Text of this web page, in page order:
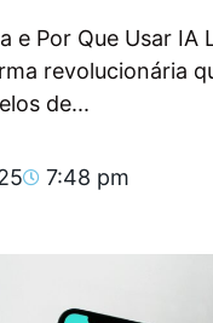
e Por Que Usar IA
revolucionária
de...
7:48 pm